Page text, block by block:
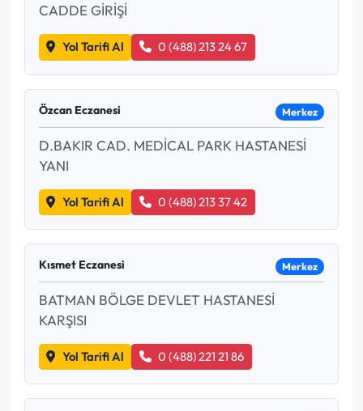
CADDE GİRİŞİ
Yol Tarifi Al 0 (488) 213 24 67
Özcan Eczanesi Merkez
D.BAKIR CAD. MEDİCAL PARK HASTANESİ
YANI
Yol Tarifi Al 0 (488) 213 37 42
Kısmet Eczanesi Merkez
BATMAN BÖLGE DEVLET HASTANESİ
KARŞISI
Yol Tarifi Al 0 (488) 221 21 86